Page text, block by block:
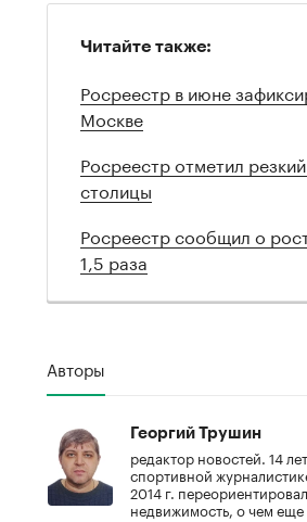
Читайте также:
Росреестр в июне
Москве
Росреестр отметил
столицы
Росреестр сообщил о
1,5 раза
Авторы
Георгий Трушин
редактор новостей. 14
спортивной
2014 г.
недвижимость, о чем еще